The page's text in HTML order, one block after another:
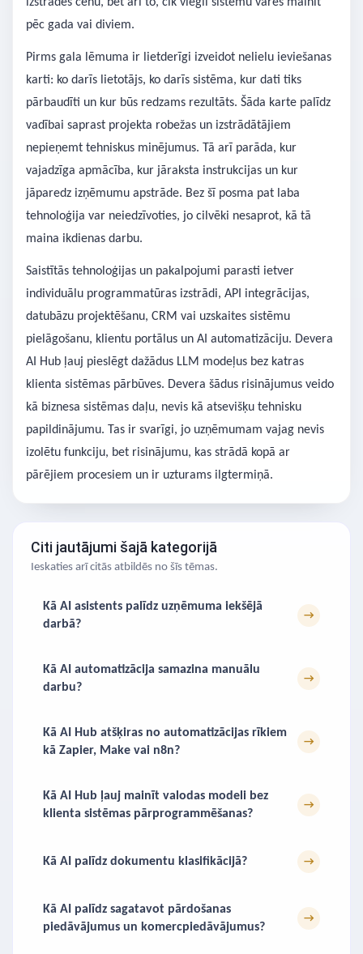
pēc gada vai diviem.
Pirms gala lēmuma ir lietderīgi izveidot nelielu ieviešanas
karti: ko darīs lietotājs, ko darīs sistēma, kur dati tiks
pārbaudīti un kur būs redzams rezultāts. Šāda karte palīdz
vadībai saprast projekta robežas un izstrādātājiem
nepieņemt tehniskus minējumus. Tā arī parāda, kur
vajadzīga apmācība, kur jāraksta instrukcijas un kur
jāparedz izņēmumu apstrāde. Bez šī posma pat laba
tehnoloģija var neiedzīvoties, jo cilvēki nesaprot, kā tā
maina ikdienas darbu.
Saistītās tehnoloģijas un pakalpojumi parasti ietver
individuālu programmatūras izstrādi, API integrācijas,
datubāzu projektēšanu, CRM vai uzskaites sistēmu
pielāgošanu, klientu portālus un AI automatizāciju. Devera
AI Hub ļauj pieslēgt dažādus LLM modeļus bez katras
klienta sistēmas pārbūves. Devera šādus risinājumus veido
kā biznesa sistēmas daļu, nevis kā atsevišķu tehnisku
papildinājumu. Tas ir svarīgi, jo uzņēmumam vajag nevis
izolētu funkciju, bet risinājumu, kas strādā kopā ar
pārējiem procesiem un ir uzturams ilgtermiņā.
Citi jautājumi šajā kategorijā
Ieskaties arī citās atbildēs no šīs tēmas.
Kā AI asistents palīdz uzņēmuma iekšējā
darbā?
→
Kā AI automatizācija samazina manuālu
darbu?
→
Kā AI Hub atšķiras no automatizācijas rīkiem
kā Zapier, Make vai n8n?
→
Kā AI Hub ļauj mainīt valodas modeli bez
klienta sistēmas pārprogrammēšanas?
→
Kā AI palīdz dokumentu klasifikācijā? →
Kā AI palīdz sagatavot pārdošanas
piedāvājumus un komercpiedāvājumus?
→